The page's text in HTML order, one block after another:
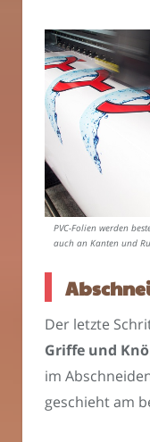
PVC-Folien werden
auch an Kanten und
Der letzte
Griffe und
im
geschieht am